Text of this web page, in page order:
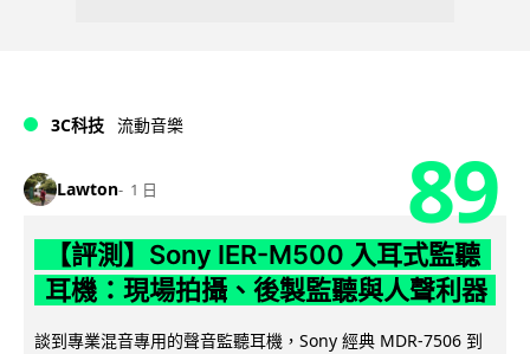
3C科技 流動音樂
Lawton 1 日 89
【評測】Sony IER-M500 入耳式監聽
耳機：現場拍攝、後製監聽與人聲利器
談到專業混音專用的聲音監聽耳機，Sony 經典 MDR-7506 到